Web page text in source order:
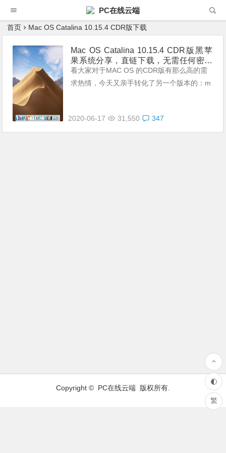
PC在线云端
首页 Mac OS Catalina 10.15.4 CDR版下载
Mac OS Catalina 10.15.4 CDR版黑苹
果系统分享，直链下载，无需任何密码
（最后更新时间：2020.06.19）
看大家对于MAC OS 的CDR版有那么高的需
求热情，今天又亲手转化了另一个版本的：m
2020-06-17
31,550 347
Copyright © PC在线云端 版权所有.
繁